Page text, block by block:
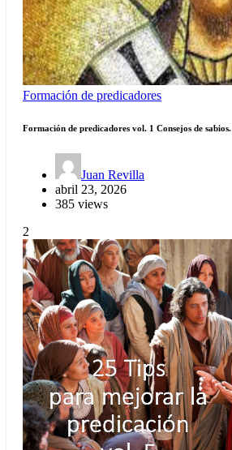
Formación de predicadores
Formación de predicadores vol. 1 Consejos de sabios.
Juan Revilla
abril 23, 2026
385 views
2